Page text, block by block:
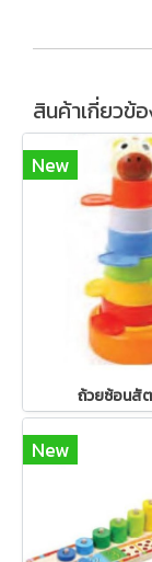
สินค้าเกี่ยวข้
New
ถ้วยซ้อนสั
New